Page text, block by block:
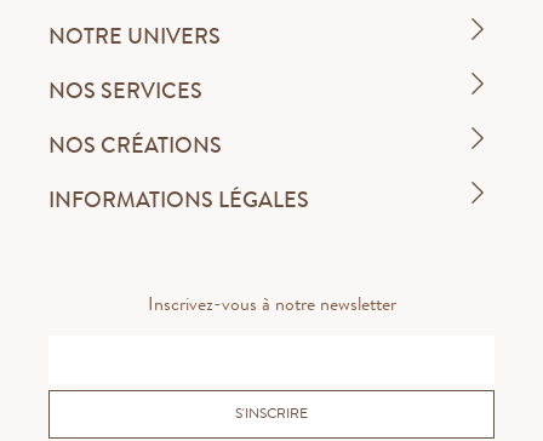
NOTRE UNIVERS
NOS SERVICES
NOS CRÉATIONS
INFORMATIONS LÉGALES
Inscrivez-vous à notre newsletter
S'INSCRIRE